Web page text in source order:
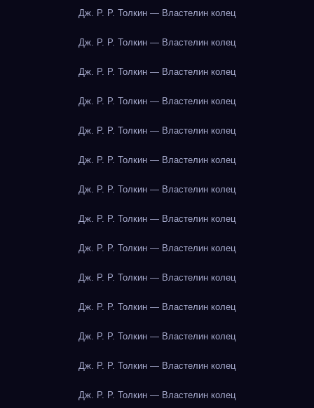
Дж. Р. Р. Толкин — Властелин колец
Дж. Р. Р. Толкин — Властелин колец
Дж. Р. Р. Толкин — Властелин колец
Дж. Р. Р. Толкин — Властелин колец
Дж. Р. Р. Толкин — Властелин колец
Дж. Р. Р. Толкин — Властелин колец
Дж. Р. Р. Толкин — Властелин колец
Дж. Р. Р. Толкин — Властелин колец
Дж. Р. Р. Толкин — Властелин колец
Дж. Р. Р. Толкин — Властелин колец
Дж. Р. Р. Толкин — Властелин колец
Дж. Р. Р. Толкин — Властелин колец
Дж. Р. Р. Толкин — Властелин колец
Дж. Р. Р. Толкин — Властелин колец